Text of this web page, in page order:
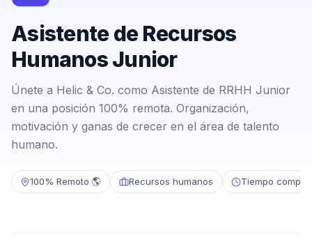
Asistente de Recursos
Humanos Junior
Únete a Helic & Co. como Asistente de RRHH Junior
en una posición 100% remota. Organización,
motivación y ganas de crecer en el área de talento
humano.
100% Remoto 🌎 Recursos humanos Tiempo